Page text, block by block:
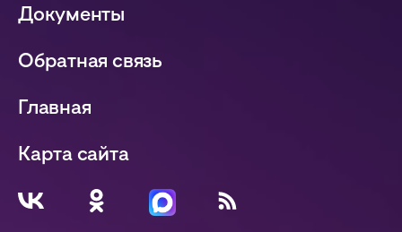
Документы
Обратная связь
Главная
Карта сайта